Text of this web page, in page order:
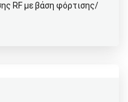
RF με βάση φόρτισης/